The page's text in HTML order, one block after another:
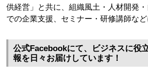
供経営」と共に、組織風土・人材開発
での企業支援、セミナー・研修講師など
公式Facebookにて、ビジネスに役
報を日々お届けしています！